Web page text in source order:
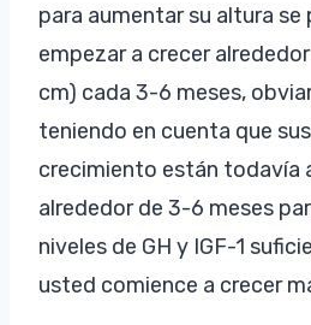
para aumentar su altura se
empezar a crecer
cm) cada 3-6 meses,
teniendo en cuenta que
crecimiento están todavía
alrededor de 3-6 meses
niveles de GH y IGF-1
usted comience a crecer